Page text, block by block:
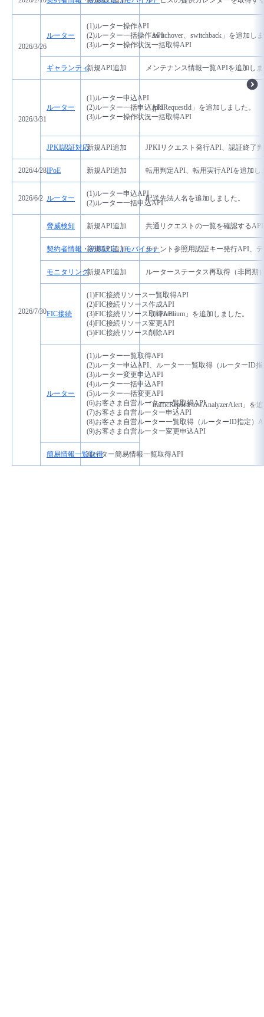
2026/3/26
ルーター
(1)ルーター操作API
(2)ルーター一括操作API
(3)ルーター操作状況一括取得API
「switchover、switchback」を追加し
ギャランティ新規API追加 メンテナンス情報一覧APIを追加し
2026/3/31
ルーター
(1)ルーター申込API
(2)ルーター一括申込API
(3)ルーター操作状況一括取得API
「jpkiRequestId」を追加しました。
JPKI認証対応新規API追加 JPKIリクエスト発行API、 認証終了
2026/4/28IPoE 新規API追加 転用判定API、転用実行APIを追加し
2026/6/2 ルーター
(1)ルーター申込API
(2)ルーター一括申込API
配送先法人名を追加しました。
2026/7/30
脅威検知 新規API追加 共通リクエストの一覧を確認する
契約者情報・初期設定（モバイル）
新規API追加 テナント参照用認証キー発行API、
モニタリング新規API追加 ルーターステータス再取得（非同期
FIC接続
(1)FIC接続リソース一覧取得API
(2)FIC接続リソース作成API
(3)FIC接続リソース取得API
(4)FIC接続リソース変更API
(5)FIC接続リソース削除API
「ficPremium」を追加しました。
ルーター
(1)ルーター一覧取得API
(2)ルーター申込API、ルーター一覧取得（ルーターID
(3)ルーター変更申込API
(4)ルーター一括申込API
(5)ルーター一括変更API
(6)お客さま自営ルーター一覧取得API
(7)お客さま自営ルーター申込API
(8)お客さま自営ルーター一覧取得（ルーターID指定）
(9)お客さま自営ルーター変更申込API
「trafficReportFlowAnalyzerAlert」を
簡易情報一覧取得ルーター簡易情報一覧取得API